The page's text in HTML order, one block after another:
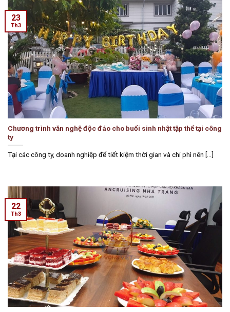
Chương trình văn nghệ độc đáo cho buổi sinh nhật tập thể tại công
ty
Tại các công ty, doanh nghiệp để tiết kiệm thời gian và chi phì nên [...]
23
Th3
22
Th3